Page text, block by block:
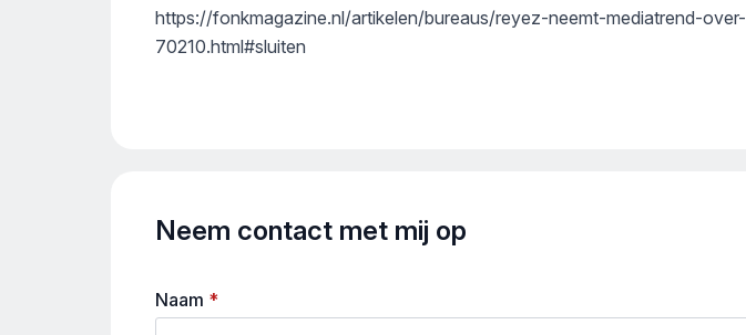
https://fonkmagazine.nl/artikelen/bureaus/reyez-neemt-mediatrend-over-
70210.html#sluiten
Neem contact met mij op
Naam *